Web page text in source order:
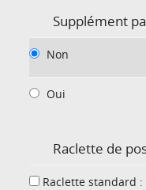
Supplément
Non
Oui
Raclette de
Raclette standard :